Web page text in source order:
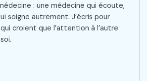
: une médecine qui écoute,
soigne autrement. J’écris pour
croient que l’attention à l’autre